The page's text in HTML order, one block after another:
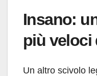
Insano:
più veloci
Un altro scivolo